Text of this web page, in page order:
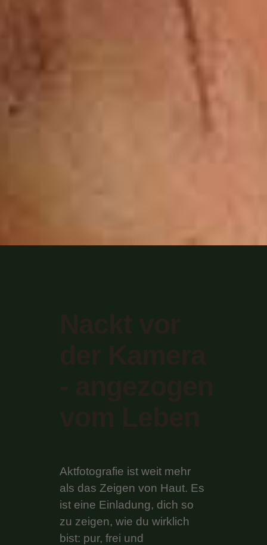
Aktfotografie ist weit mehr
als das Zeigen von Haut. Es
ist eine Einladung, dich so
zu zeigen, wie du wirklich
bist: pur, frei und